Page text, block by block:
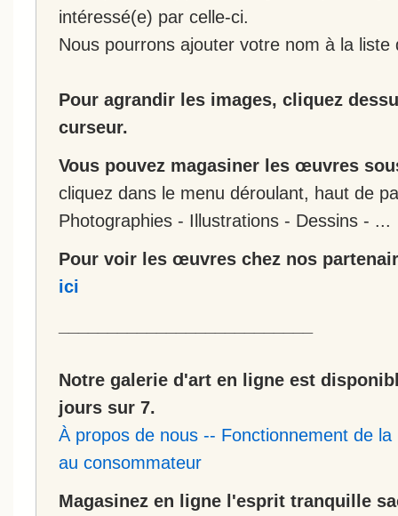
intéressé(e) par celle-ci.
Nous pourrons ajouter votre nom à la liste
Pour agrandir les images, cliquez
curseur.
Vous pouvez magasiner les œuvres
cliquez dans le menu déroulant, haut de
Photographies - Illustrations - Dessins - ...
Pour voir les œuvres chez nos
ici
Notre galerie d'art en ligne est
jours sur 7.
À propos de nous -- Fonctionnement de
au consommateur
Magasinez en ligne l'esprit tranquille